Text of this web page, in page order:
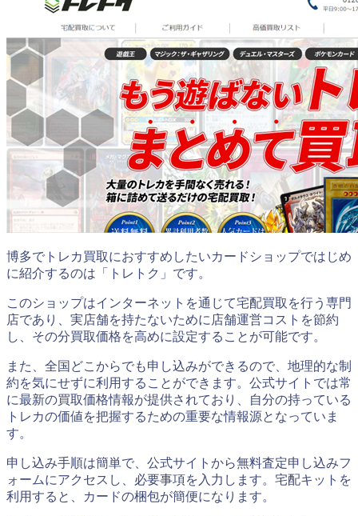
博多でトレカ買取におすすめしたいカードショップではじめ
に紹介するのは「トレトク」です。
このショップはインターネットを通じて宅配買取を行う専門
店であり、実店舗を持たないために店舗運営コストを節約
し、その分買取価格を高めに設定することが可能です。
また、全国どこからでも申し込みができるので、地理的な制
約を気にせずに利用することができます。公式サイトでは常
に最新の買取価格情報が提供されており、自分の持っている
トレカの価値を把握するための重要な情報源となっていま
す。
申し込み手順は簡単で、公式サイトから無料査定申し込みフ
ォームにアクセスし、必要事項を入力します。宅配キットを
利用すると、カードの梱包が簡便になります。